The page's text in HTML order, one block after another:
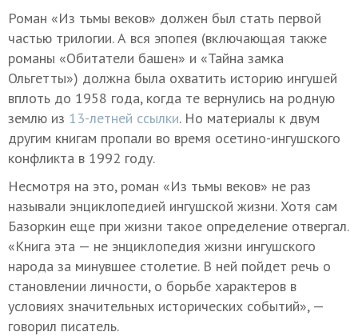
Роман «Из тьмы веков» должен был стать первой
частью трилогии. А вся эпопея (включающая также
романы «Обитатели башен» и «Тайна замка
Ольгетты») должна была охватить историю ингушей
вплоть до 1958 года, когда те вернулись на родную
землю из 13-летней ссылки. Но материалы к двум
другим книгам пропали во время осетино-ингушского
конфликта в 1992 году.
Несмотря на это, роман «Из тьмы веков» не раз
называли энциклопедией ингушской жизни. Хотя сам
Базоркин еще при жизни такое определение отвергал.
«Книга эта — не энциклопедия жизни ингушского
народа за минувшее столетие. В ней пойдет речь о
становлении личности, о борьбе характеров в
условиях значительных исторических событий», —
говорил писатель.